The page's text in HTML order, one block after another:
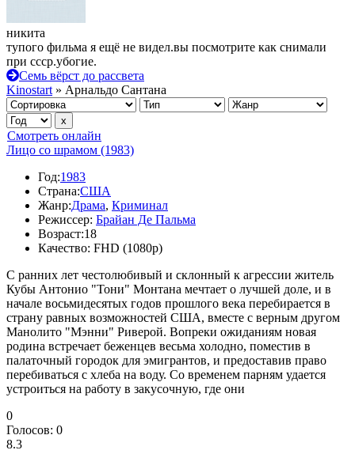
никита
тупого фильма я ещё не видел.вы посмотрите как снимали
при ссср.убогие.
Семь вёрст до рассвета
Kinostart » Арнальдо Сантана
Смотреть онлайн
Лицо со шрамом (1983)
Год:1983
Страна:США
Жанр:Драма, Криминал
Режиссер: Брайан Де Пальма
Возраст:18
Качество: FHD (1080p)
С ранних лет честолюбивый и склонный к агрессии житель
Кубы Антонио "Тони" Монтана мечтает о лучшей доле, и в
начале восьмидесятых годов прошлого века перебирается в
страну равных возможностей США, вместе с верным другом
Манолито "Мэнни" Риверой. Вопреки ожиданиям новая
родина встречает беженцев весьма холодно, поместив в
палаточный городок для эмигрантов, и предоставив право
перебиваться с хлеба на воду. Со временем парням удается
устроиться на работу в закусочную, где они
0
Голосов: 0
8.3